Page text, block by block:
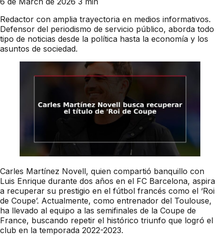
Redactor con amplia trayectoria en medios informativos.
Defensor del periodismo de servicio público, aborda todo
tipo de noticias desde la política hasta la economía y los
asuntos de sociedad.
Carles Martínez Novell, quien compartió banquillo con
Luis Enrique durante dos años en el FC Barcelona, aspira
a recuperar su prestigio en el fútbol francés como el ‘Roi
de Coupe’. Actualmente, como entrenador del Toulouse,
ha llevado al equipo a las semifinales de la Coupe de
France, buscando repetir el histórico triunfo que logró el
club en la temporada 2022-2023.